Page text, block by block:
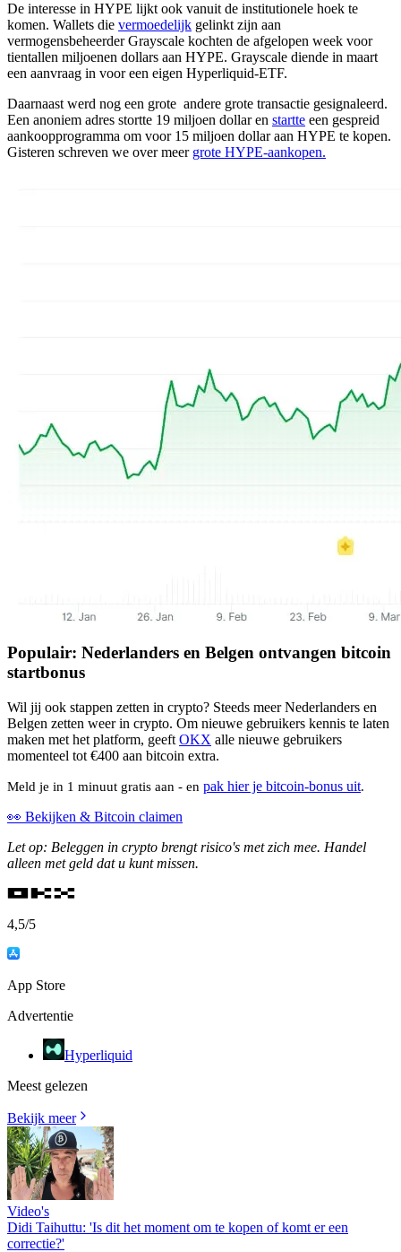
De interesse in HYPE lijkt ook vanuit de institutionele hoek te
komen. Wallets die vermoedelijk gelinkt zijn aan
vermogensbeheerder Grayscale kochten de afgelopen week voor
tientallen miljoenen dollars aan HYPE. Grayscale diende in maart
een aanvraag in voor een eigen Hyperliquid-ETF.
Daarnaast werd nog een grote andere grote transactie gesignaleerd.
Een anoniem adres stortte 19 miljoen dollar en startte een gespreid
aankoopprogramma om voor 15 miljoen dollar aan HYPE te kopen.
Gisteren schreven we over meer grote HYPE-aankopen.
Populair: Nederlanders en Belgen ontvangen bitcoin
startbonus
Wil jij ook stappen zetten in crypto? Steeds meer Nederlanders en
Belgen zetten weer in crypto. Om nieuwe gebruikers kennis te laten
maken met het platform, geeft OKX alle nieuwe gebruikers
momenteel tot €400 aan bitcoin extra.
Meld je in 1 minuut gratis aan - en pak hier je bitcoin-bonus uit.
👀 Bekijken & Bitcoin claimen
Let op: Beleggen in crypto brengt risico's met zich mee. Handel
alleen met geld dat u kunt missen.
4,5/5
App Store
Advertentie
Hyperliquid
Meest gelezen
Bekijk meer
Video's
Didi Taihuttu: 'Is dit het moment om te kopen of komt er een
correctie?'